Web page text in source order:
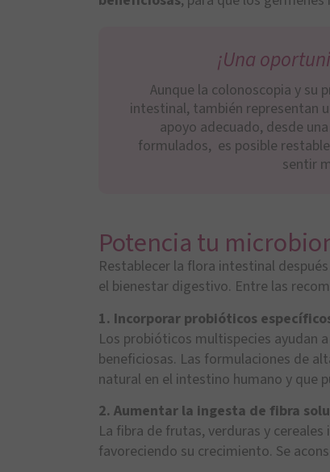
¡Una
Aunque la colonoscopia y su
intestinal, también representan
apoyo adecuado, desde
formulados, es posible
sentir
Potencia tu
Restablecer la flora intestinal
el bienestar digestivo. Entre las
1. Incorporar probióticos
Los probióticos multispecies ayudan
beneficiosas. Las formulaciones de
natural en el intestino humano y que
2. Aumentar la ingesta de fibra
La fibra de frutas, verduras y
favoreciendo su crecimiento. Se